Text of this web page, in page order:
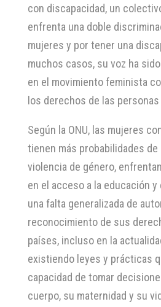
con discapacidad, un
enfrenta una doble
mujeres y por tener una
muchos casos, su voz ha
en el movimiento feminista
los derechos de las
Según la ONU, las mujeres
tienen más probabilidades
violencia de género,
en el acceso a la educación
una falta generalizada de
reconocimiento de sus
países, incluso en la
existiendo leyes y prácticas
capacidad de tomar
cuerpo, su maternidad y su